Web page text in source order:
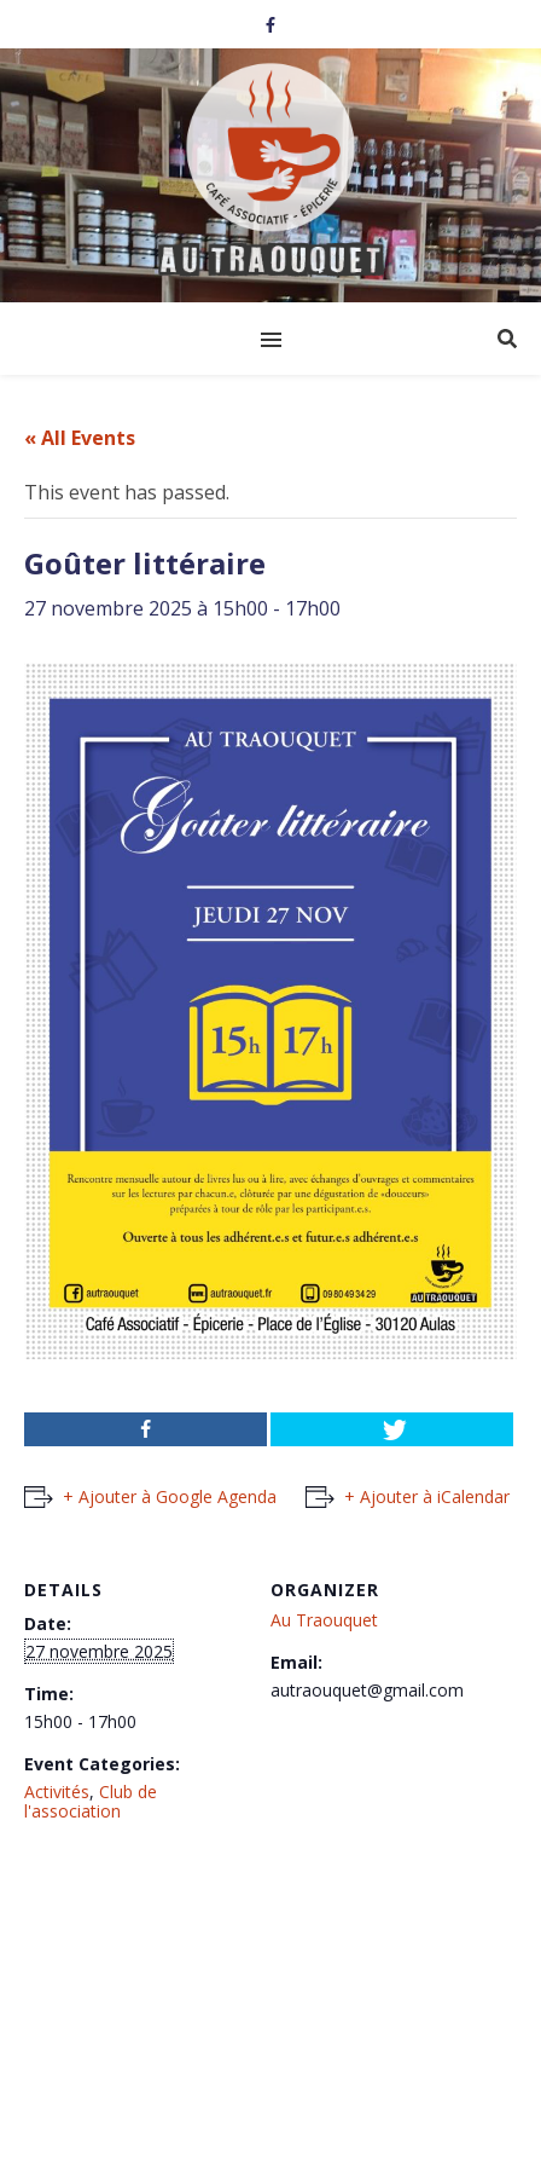
« All Events
This event has passed.
Goûter littéraire
27 novembre 2025 à 15h00 - 17h00
+ Ajouter à Google Agenda + Ajouter à iCalendar
DETAILS
Date:
27 novembre 2025
Time:
15h00 - 17h00
Event Categories:
Activités, Club de
l'association
ORGANIZER
Au Traouquet
Email:
autraouquet@gmail.com